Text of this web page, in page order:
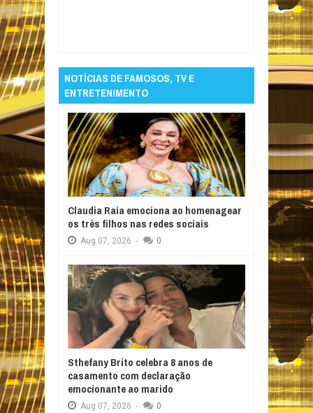
NOTÍCIAS DE FAMOSOS, TV E
ENTRETENIMENTO
Claudia Raia emociona ao homenagear
os três filhos nas redes sociais
Aug 07, 2026 - 0
Sthefany Brito celebra 8 anos de
casamento com declaração
emocionante ao marido
Aug 07, 2026 - 0